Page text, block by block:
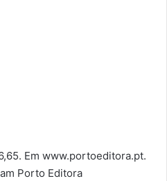
Em www.portoeditora.pt.
Porto Editora